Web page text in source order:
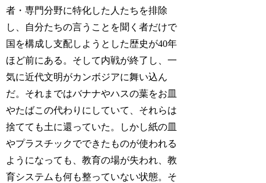
者・専門分野に特化した人たちを排除
し、自分たちの言うことを聞く者だけで
国を構成し支配しようとした歴史が40年
ほど前にある。そして内戦が終了し、一
気に近代文明がカンボジアに舞い込ん
だ。それまではバナナやハスの葉をお皿
やたばこの代わりにしていて、それらは
捨てても土に還っていた。しかし紙の皿
やプラスチックでできたものが使われる
ようになっても、教育の場が失われ、教
育システムも何も整っていない状態。そ